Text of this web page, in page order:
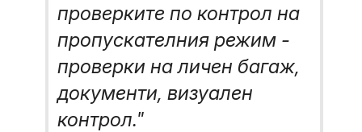
проверките по контрол на
пропускателния режим -
проверки на личен багаж,
документи, визуален
контрол."